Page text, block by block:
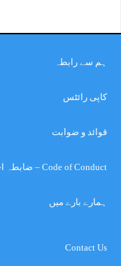
ہم سے رابطہ
کاپی رائٹس
قوائد و ضوابت
Code of Conduct – ضابطہ اخلاق
ہمارے بارے میں
Contact Us